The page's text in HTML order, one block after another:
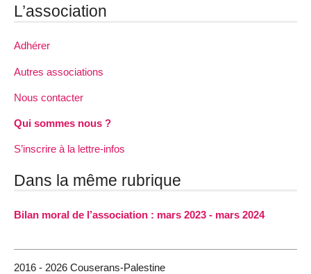
L’association
Adhérer
Autres associations
Nous contacter
Qui sommes nous ?
S’inscrire à la lettre-infos
Dans la même rubrique
Bilan moral de l’association : mars 2023 - mars 2024
2016 - 2026 Couserans-Palestine